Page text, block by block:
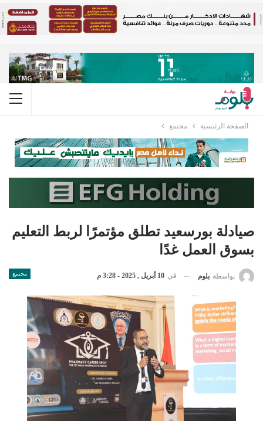
الصفحة الرئيسية مجتمع
صيادلة بورسعيد تطلق مؤتمرًا لربط التعليم
بسوق العمل غدًا
مجتمع بواسطة بلوم في 10 أبريل , 2025 - 3:28 م